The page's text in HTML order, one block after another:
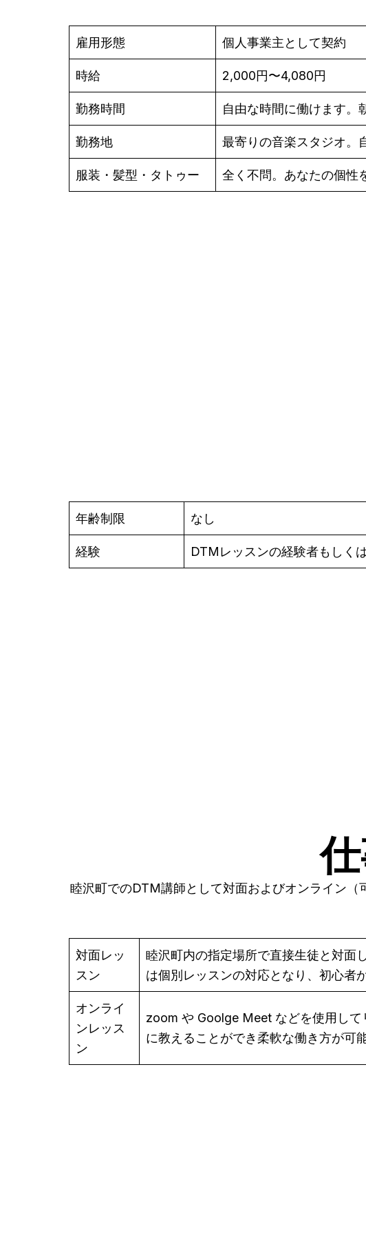
雇用形態 個人事業主として契約
時給 2,000円〜4,080円
勤務時間 自由な時間に働けます。
勤務地 最寄りの音楽スタジオ。
服装・髪型・タトゥー 全く不問。あなたの個性
年齢制限 なし
経験 DTMレッスンの経験者もしく
睦沢町でのDTM講師として対面およびオンライン
対面レッ
スン
睦沢町内の指定場所で直接生徒と対面
は個別レッスンの対応となり、初心者
オンライ
ンレッス
ン
zoom や Goolge Meet などを使用し
に教えることができ柔軟な働き方が可能